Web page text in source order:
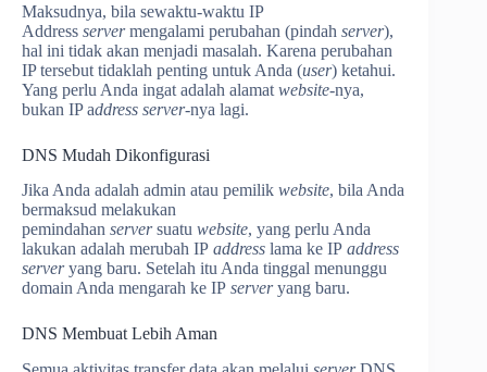
Maksudnya, bila sewaktu-waktu IP
Address servermengalami perubahan (pindah server),
hal ini tidak akan menjadi masalah. Karena perubahan
IP tersebut tidaklah penting untuk Anda (user) ketahui.
Yang perlu Anda ingat adalah alamat website-nya,
bukan IP address server-nya lagi.
DNS Mudah Dikonfigurasi
Jika Anda adalah admin atau pemilik website, bila Anda
bermaksud melakukan
pemindahan serversuatu website, yang perlu Anda
lakukan adalah merubah IP address lama ke IP address
serveryang baru. Setelah itu Anda tinggal menunggu
domain Anda mengarah ke IP serveryang baru.
DNS Membuat Lebih Aman